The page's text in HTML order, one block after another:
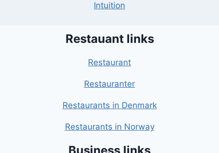
Intuition
Restauant links
Restaurant
Restauranter
Restaurants in Denmark
Restaurants in Norway